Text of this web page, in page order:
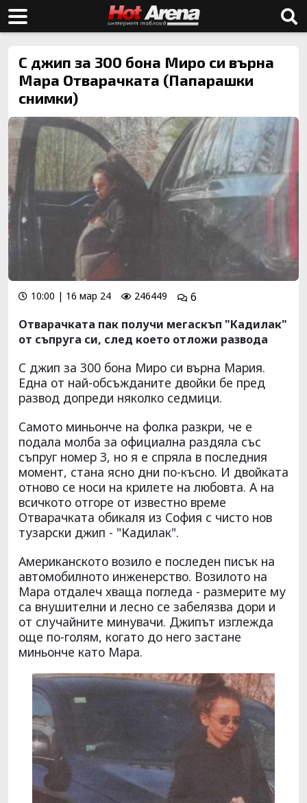
С джип за 300 бона Миро си върна
Мара Отварачката (Папарашки
снимки)
10:00 | 16 мар 24 246449
6
Отварачката пак получи мегаскъп "Кадилак"
от съпруга си, след което отложи развода
С джип за 300 бона Миро си върна Мария.
Една от най-обсъжданите двойки бе пред
развод допреди няколко седмици.
Самото миньонче на фолка разкри, че е
подала молба за официална раздяла със
съпруг номер 3, но я е спряла в последния
момент, стана ясно дни по-късно. И двойката
отново се носи на крилете на любовта. А на
всичкото отгоре от известно време
Отварачката обикаля из София с чисто нов
тузарски джип - "Кадилак".
Американското возило е последен писък на
автомобилното инженерство. Возилото на
Мара отдалеч хваща погледа - размерите му
са внушителни и лесно се забелязва дори и
от случайните минувачи. Джипът изглежда
още по-голям, когато до него застане
миньонче като Мара.